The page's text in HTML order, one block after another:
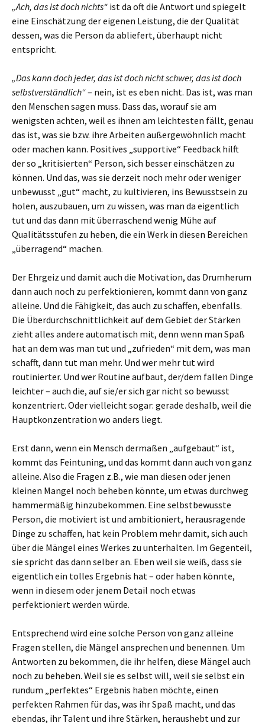
„Ach, das ist doch nichts“ ist da oft die Antwort und spiegelt
eine Einschätzung der eigenen Leistung, die der Qualität
dessen, was die Person da abliefert, überhaupt nicht
entspricht.
„Das kann doch jeder, das ist doch nicht schwer, das ist doch
selbstverständlich“– nein, ist es eben nicht. Das ist, was man
den Menschen sagen muss. Dass das, worauf sie am
wenigsten achten, weil es ihnen am leichtesten fällt, genau
das ist, was sie bzw. ihre Arbeiten außergewöhnlich macht
oder machen kann. Positives „supportive“ Feedback hilft
der so „kritisierten“ Person, sich besser einschätzen zu
können. Und das, was sie derzeit noch mehr oder weniger
unbewusst „gut“ macht, zu kultivieren, ins Bewusstsein zu
holen, auszubauen, um zu wissen, was man da eigentlich
tut und das dann mit überraschend wenig Mühe auf
Qualitätsstufen zu heben, die ein Werk in diesen Bereichen
„überragend“ machen.
Der Ehrgeiz und damit auch die Motivation, das Drumherum
dann auch noch zu perfektionieren, kommt dann von ganz
alleine. Und die Fähigkeit, das auch zu schaffen, ebenfalls.
Die Überdurchschnittlichkeit auf dem Gebiet der Stärken
zieht alles andere automatisch mit, denn wenn man Spaß
hat an dem was man tut und „zufrieden“ mit dem, was man
schafft, dann tut man mehr. Und wer mehr tut wird
routinierter. Und wer Routine aufbaut, der/dem fallen Dinge
leichter – auch die, auf sie/er sich gar nicht so bewusst
konzentriert. Oder vielleicht sogar: gerade deshalb, weil die
Hauptkonzentration wo anders liegt.
Erst dann, wenn ein Mensch dermaßen „aufgebaut“ ist,
kommt das Feintuning, und das kommt dann auch von ganz
alleine. Also die Fragen z.B., wie man diesen oder jenen
kleinen Mangel noch beheben könnte, um etwas durchweg
hammermäßig hinzubekommen. Eine selbstbewusste
Person, die motiviert ist und ambitioniert, herausragende
Dinge zu schaffen, hat kein Problem mehr damit, sich auch
über die Mängel eines Werkes zu unterhalten. Im Gegenteil,
sie spricht das dann selber an. Eben weil sie weiß, dass sie
eigentlich ein tolles Ergebnis hat – oder haben könnte,
wenn in diesem oder jenem Detail noch etwas
perfektioniert werden würde.
Entsprechend wird eine solche Person von ganz alleine
Fragen stellen, die Mängel ansprechen und benennen. Um
Antworten zu bekommen, die ihr helfen, diese Mängel auch
noch zu beheben. Weil sie es selbst will, weil sie selbst ein
rundum „perfektes“ Ergebnis haben möchte, einen
perfekten Rahmen für das, was ihr Spaß macht, und das
ebendas, ihr Talent und ihre Stärken, heraushebt und zur